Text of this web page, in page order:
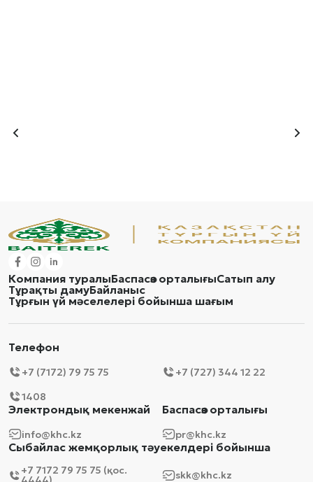
Компания туралыБаспасөз орталығыСатып алу
Тұрақты дамуБайланыс
Тұрғын үй мәселелері бойынша шағым
Телефон
+7 (7172) 79 75 75
+7 (727) 344 12 22
1408
Электрондық мекенжай
info@khc.kz
Баспасөз орталығы
pr@khc.kz
Сыбайлас жемқорлық тәуекелдері бойынша
+7 7172 79 75 75 (қос. skk@khc.kz